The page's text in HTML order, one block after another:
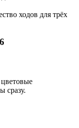
ходов для трёх
сразу.